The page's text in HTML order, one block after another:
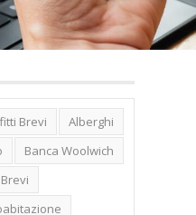
Brevi
Alberghi
Banca Woolwich